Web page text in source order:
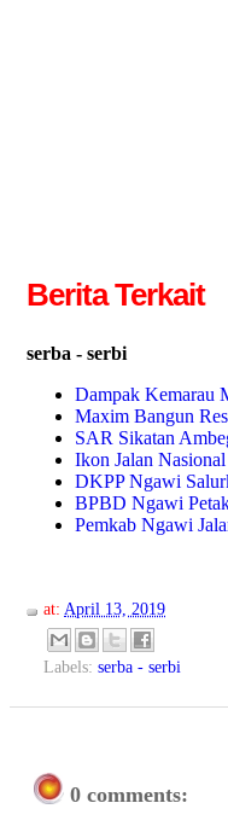
Berita Terkait
serba - serbi
Dampak Kemarau
Maxim Bangun
SAR Sikatan
Ikon Jalan
DKPP Ngawi
BPBD Ngawi
Pemkab Ngawi
at: April 13, 2019
Labels: serba - serbi
0 comments: